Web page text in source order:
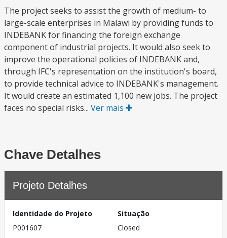
The project seeks to assist the growth of medium- to
large-scale enterprises in Malawi by providing funds to
INDEBANK for financing the foreign exchange
component of industrial projects. It would also seek to
improve the operational policies of INDEBANK and,
through IFC's representation on the institution's board,
to provide technical advice to INDEBANK's management.
It would create an estimated 1,100 new jobs. The project
faces no special risks... Ver mais
Chave Detalhes
Projeto Detalhes
Identidade do Projeto
P001607
Situação
Closed